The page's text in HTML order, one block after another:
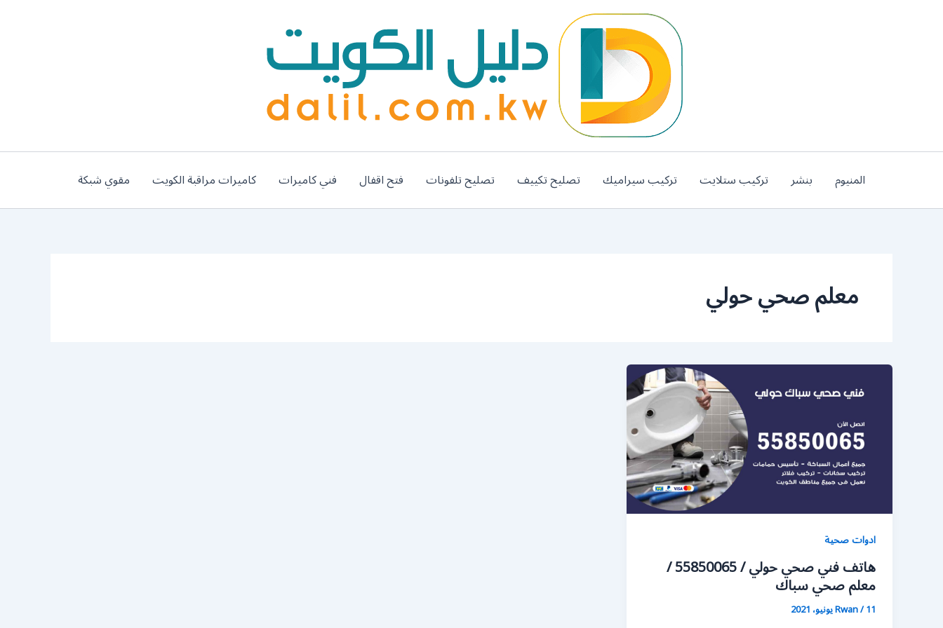
المنيوم بنشر تركيب ستلايت تركيب سيراميك تصليح تكييف تصليح تلفونات فتح اقفال فني كاميرات كاميرات مراقبة الكويت مقوي شبكة
معلم صحي حولي
ادوات صحية
هاتف فني صحي حولي / 55850065 /
معلم صحي سباك
Rwan/11 يونيو، 2021